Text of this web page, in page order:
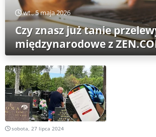
wt., 5 maja 2026
Czy znasz już tanie
międzynarodowe z
sobota, 27 lipca 2024